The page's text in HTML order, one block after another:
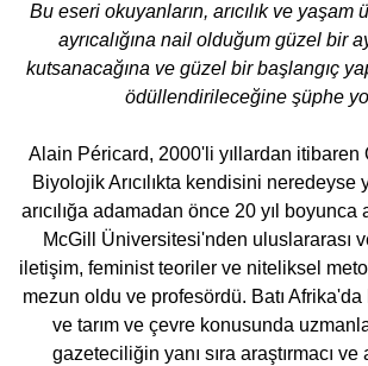
Bu eseri okuyanların, arıcılık ve yaşam
ayrıcalığına nail olduğum güzel bir
kutsanacağına ve güzel bir başlangıç
ödüllendirileceğine şüphe
Alain Péricard, 2000'li yıllardan itibaren
Biyolojik Arıcılıkta kendisini neredeyse
arıcılığa adamadan önce 20 yıl boyunca
McGill Üniversitesi'nden uluslararası
iletişim, feminist teoriler ve niteliksel
mezun oldu ve profesördü. Batı Afrika'da
ve tarım ve çevre konusunda
gazeteciliğin yanı sıra araştırmacı ve